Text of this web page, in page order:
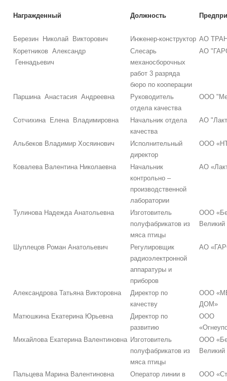
Награжденный Должность
Березин Николай Викторович Инженер-конструктор АО
Коретников Александр
Геннадьевич
Слесарь
механосборочных
работ 3 разряда
бюро по кооперации
АО
Паршина Анастасия Андреевна
Руководитель
отдела качества
ООО
Сотчихина Елена Владимировна
Начальник отдела
качества
АО
Альбеков Владимир Хосяинович
Исполнительный
директор
ООО
Ковалева Валентина Николаевна
Начальник
контрольно –
производственной
лаборатории
АО
Тулинова Надежда Анатольевна
Изготовитель
полуфабрикатов из
мяса птицы
ООО
Великий
Шуплецов Роман Анатольевич
Регулировщик
радиоэлектронной
аппаратуры и
приборов
АО
Александрова Татьяна Викторовна
Директор по
качеству
ООО
ДОМ»
Матюшкина Екатерина Юрьевна
Директор по
развитию
ООО
Михайлова Екатерина Валентиновна Изготовитель
полуфабрикатов из
мяса птицы
ООО
Великий
Пальцева Марина Валентиновна
Оператор линии в
ООО